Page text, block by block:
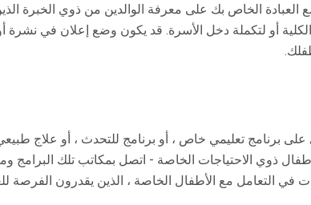
العبادة الخاص بك على معرفة الوالدين من ذوي الخبرة
أو لتكملة دخل الأسرة. قد يكون وضع إعلان في نشرة أو
على برنامج تعليمي خاص ، أو برنامج للتحدث ، أو علاج
ذوي الاحتياجات الخاصة - اتصل بمكاتب تلك البرامج
في التعامل مع الأطفال الخاصة ، الذين يقدرون